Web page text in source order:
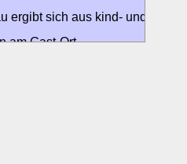
ergibt sich aus kind- und
am Gast-Ort.